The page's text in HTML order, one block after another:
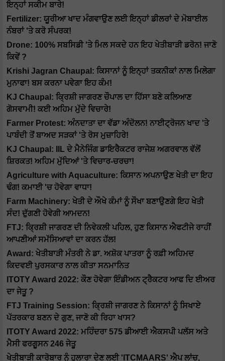
ਇਨ੍ਹਾਂ ਸਕੀਮ ਬਾਰੇ!
Fertilizer: ਯੂਰੀਆ ਖਾਦ ਮੰਗਵਾਉਣ ਲਈ ਇਨ੍ਹਾਂ ਡੀਲਰਾਂ ਦੇ ਮੋਬਾਈਲ
ਨੰਬਰਾਂ 'ਤੇ ਕਰੋ ਸੰਪਰਕ!
Drone: 100% ਸਬਸਿਡੀ 'ਤੇ ਮਿਲ ਸਕਦੇ ਹਨ ਇਹ ਖੇਤੀਬਾੜੀ ਡਰੋਨ! ਜਾਣੋ
ਕਿਵੇਂ ?
Krishi Jagran Chaupal: ਕਿਸਾਨਾਂ ਨੂੰ ਇਨ੍ਹਾਂ ਤਕਨੀਕਾਂ ਨਾਲ ਮਿਲੇਗਾ
ਮੁਨਾਫਾ! ਬਸ ਕਰਨਾ ਪਵੇਗਾ ਇਹ ਕੰਮ!
KJ Chaupal: ਕ੍ਰਿਸ਼ੀ ਜਾਗਰਣ ਚੌਪਾਲ ਦਾ ਹਿੱਸਾ ਬਣੇ ਕਲਿਆਣ
ਗੋਸਵਾਮੀ! ਕਈ ਅਹਿਮ ਮੁੱਦੇ ਵਿਚਾਰੇ!
Farmer Protest: ਅੰਨਦਾਤਾ ਦਾ ਵੱਡਾ ਅੰਦੋਲਨ! ਨਾਈਟ੍ਰੋਜਨ ਖਾਦ 'ਤੇ
ਪਾਬੰਦੀ ਤੋਂ ਬਾਅਦ ਸੜਕਾਂ 'ਤੇ ਰੋਸ ਮੁਜ਼ਾਹਿਰੇ!
KJ Chaupal: IIL ਦੇ ਮੈਨੇਜਿੰਗ ਡਾਇਰੈਕਟਰ ਰਾਜੇਸ਼ ਅਗਰਵਾਲ ਵੱਲੋਂ
ਸ਼ਿਰਕਤ! ਅਹਿਮ ਮੁੱਦਿਆਂ 'ਤੇ ਵਿਚਾਰ-ਚਰਚਾ!
Agriculture with Aquaculture: ਕਿਸਾਨ ਅਪਨਾਉਣ ਖੇਤੀ ਦਾ ਇਹ
ਢੰਗ! ਕਮਾਈ 'ਚ ਹੋਵੇਗਾ ਵਾਧਾ!
Farm Machinery: ਖੇਤੀ ਦੇ ਔਖੇ ਕੰਮਾਂ ਨੂੰ ਸੌਖਾ ਬਣਾਉਣਗੇ ਇਹ ਖੇਤੀ
ਸੰਦ! ਦੁੱਗਣੀ ਹੋਵੇਗੀ ਆਮਦਨ!
FTJ: ਕ੍ਰਿਸ਼ੀ ਜਾਗਰਣ ਦੀ ਨਿਵੇਕਲੀ ਪਹਿਲ, ਹੁਣ ਕਿਸਾਨ ਐਫਟੀਜੇ ਰਾਹੀਂ
ਆਪਣੀਆਂ ਸਮੱਸਿਆਵਾਂ ਦਾ ਕਰਨ ਹੱਲ!
Award: ਖੇਤੀਬਾੜੀ ਮੰਤਰੀ ਨੇ ਡਾ. ਅਸ਼ੋਕ ਪਾਤਰਾ ਨੂੰ ਰਫ਼ੀ ਅਹਿਮਦ
ਕਿਦਵਈ ਪੁਰਸਕਾਰ ਨਾਲ ਕੀਤਾ ਸਨਮਾਨਿਤ
ITOTY Award 2022: ਕੌਣ ਹੋਵੇਗਾ ਇੰਡੀਅਨ ਟ੍ਰੈਕਟਰ ਆਫ ਦਿ ਈਅਰ
ਦਾ ਜੇਤੂ ?
FTJ Training Session: ਕ੍ਰਿਸ਼ੀ ਜਾਗਰਣ ਨੇ ਕਿਸਾਨਾਂ ਨੂੰ ਸਿਖਾਏ
ਪੱਤਰਕਾਰ ਬਣਨ ਦੇ ਗੁਣ, ਜਾਣੋ ਕੀ ਰਿਹਾ ਖਾਸ?
ITOTY Award 2022: ਮਹਿੰਦਰਾ 575 ਡੀਆਈ ਐਕਸਪੀ ਪਲੱਸ ਅਤੇ
ਮੈਸੀ ਫਰਗੂਸਨ 246 ਜੇਤੂ
ਖੇਤੀਬਾੜੀ ਕਾਰੋਬਾਰ ਨੂੰ ਹੁਲਾਰਾ ਦੇਣ ਲਈ 'ITCMAARS' ਐਪ ਲਾਂਚ,